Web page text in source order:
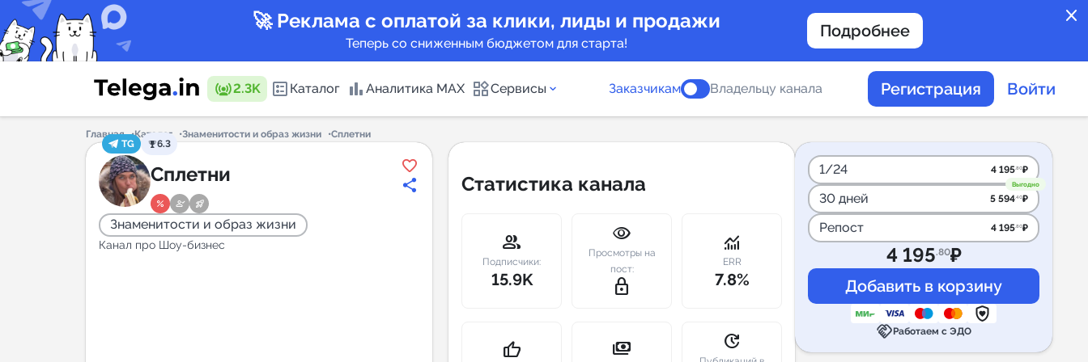
close
🚀 Реклама с оплатой за клики, лиды и продажи
Теперь со сниженным бюджетом для старта!
Подробнее
2.3K Каталог Аналитика MAX Сервисы
Каталог каналов
Горящие предложения
Индекс читаемости каналов в
Telegram
New
сопровождение
Заказчикам Владельцу канала Регистрация Войти
Главная Каталог Знаменитости и образ жизни
Сплетни
TG
6.3
Сплетни
Знаменитости и образ жизни
Канал про Шоу-бизнес
Статистика канала
group
Подписчики:
15.9K
visibility
Просмотры на
пост:
lock_outline
monitoring
ERR
7.8%
thumb_up payments update
1/24 4 195.80₽
Выгодно
30 дней 5 594.40₽
Репост 4 195.80₽
4 195.80₽
handshakeРаботаем с ЭДО